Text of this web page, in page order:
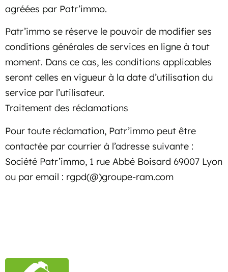
agréées par Patr’immo.
Patr’immo se réserve le pouvoir de modifier ses
conditions générales de services en ligne à tout
moment. Dans ce cas, les conditions applicables
seront celles en vigueur à la date d’utilisation du
service par l’utilisateur.
Traitement des réclamations
Pour toute réclamation, Patr’immo peut être
contactée par courrier à l’adresse suivante :
Société Patr’immo, 1 rue Abbé Boisard 69007 Lyon
ou par email : rgpd(@)groupe-ram.com